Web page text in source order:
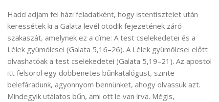
Hadd adjam fel házi feladatként, hogy istentisztelet után
keressétek ki a Galata levél ötödik fejezetének záró
szakaszát, amelynek ez a címe: A test cselekedetei és a
Lélek gyümölcsei (Galata 5,16–26). A Lélek gyümölcsei előtt
olvashatóak a test cselekedetei (Galata 5,19–21). Az apostol
itt felsorol egy döbbenetes bűnkatalógust, szinte
belefáradunk, agyonnyom bennünket, ahogy olvassuk azt.
Mindegyik utálatos bűn, ami ott le van írva. Mégis,